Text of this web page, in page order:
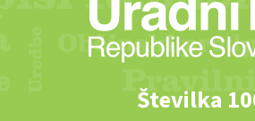
Številka